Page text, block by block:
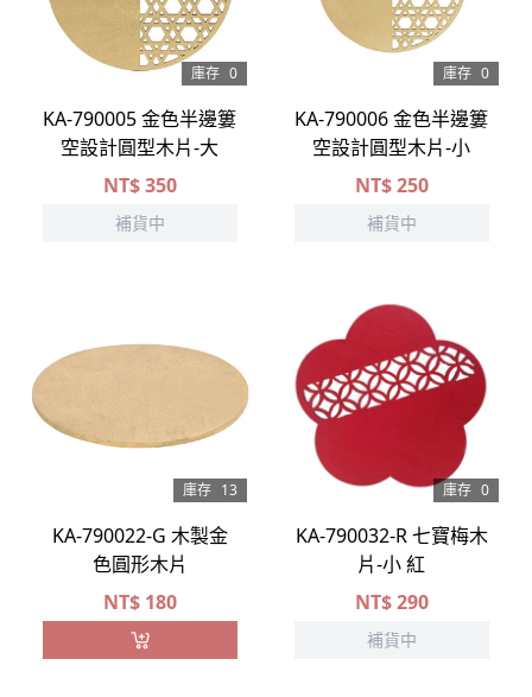
庫存 0
KA-790005 金色半邊簍
空設計圓型木片-大
NT$350
補貨中
庫存 0
KA-790006 金色半邊簍
空設計圓型木片-小
NT$250
補貨中
庫存 13
KA-790022-G 木製金
色圓形木片
NT$180
庫存 0
KA-790032-R 七寶梅木
片-小 紅
NT$290
補貨中